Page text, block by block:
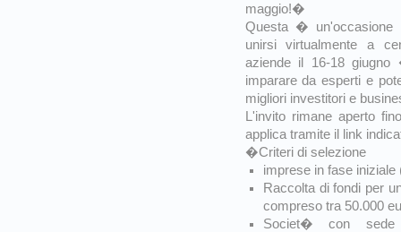
maggio!�
Questa � un'occasione
unirsi virtualmente a
aziende il 16-18
imparare da esperti e
migliori investitori e
L'invito rimane aperto
applica tramite il link
�Criteri di selezione
imprese in fase
Raccolta di fondi per
compreso tra 50.000
Societ� con